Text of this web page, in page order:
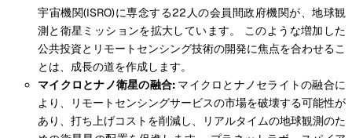
宇宙機関(ISRO)に専念する22人の会員間政府機関が、地球観
測と衛星ミッションを拡大しています。 このような増加した
公共投資とリモートセンシング技術の開発に焦点を合わせるこ
とは、成長の道を作成します。
マイクロとナノ衛星の融合: マイクロとナノセライトの融合に
より、リモートセンシングサービスの市場を破壊する可能性が
あり、打ち上げコストを削減し、リアルタイムの地球観測のた